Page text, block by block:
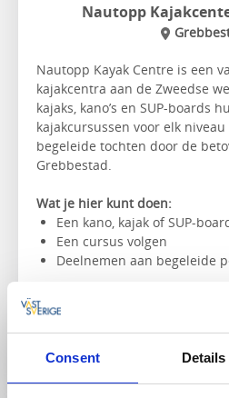
Consent Details
Nautopp
Nautopp Kayak Centre is een
kajakcentra aan de Zweedse
kajaks, kano’s en SUP-boards
kajakcursussen voor elk
begeleide tochten door de
Grebbestad.
Wat je hier kunt doen:
Een kano, kajak of SUP-
Een cursus volgen
Deelnemen aan begeleide
Naar de